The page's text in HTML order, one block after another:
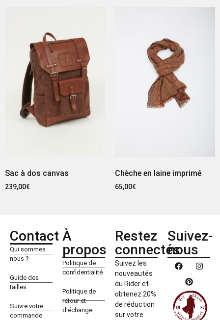
Sac à dos canvas
239,00€
Chèche en laine imprimé
65,00€
Contact
Qui sommes
nous ?
Guide des
tailles
Suivre votre
commande
À
propos
Politique de
confidentialité
Politique de
retour et
d'échange
Restez
connectés
Suivez les
nouveautés
du Rider et
obtenez 20%
de réduction
sur votre
Suivez-
nous